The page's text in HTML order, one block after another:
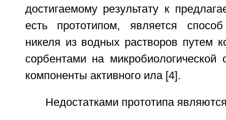
достигаемому результату к
есть прототипом, является
никеля из водных растворов путем
сорбентами на
компоненты активного ила [4].
Недостатками прототипа